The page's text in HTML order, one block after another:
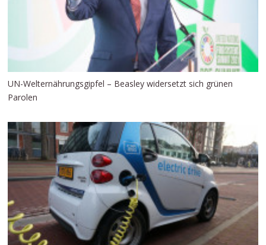
UN-Welternährungsgipfel – Beasley widersetzt sich grünen
Parolen